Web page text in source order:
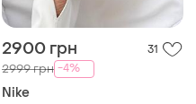
2900 грн 31
2999 грн -4%
Nike